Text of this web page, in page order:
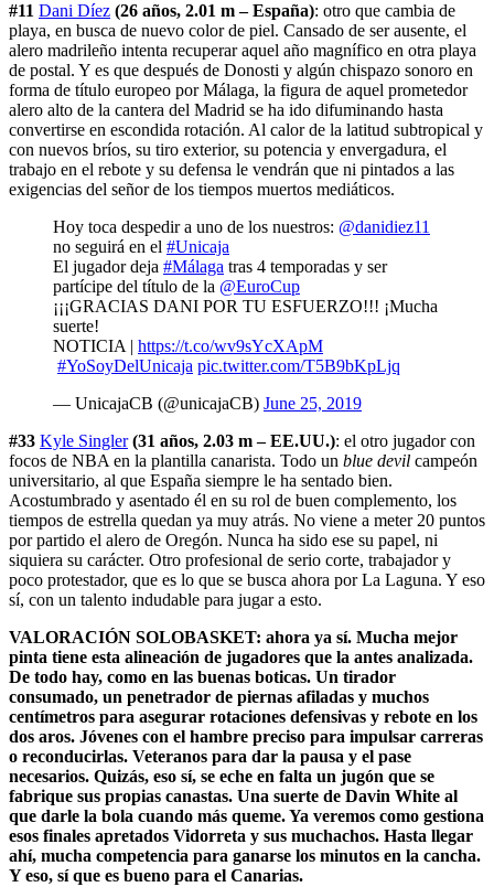
#11 Dani Díez (26 años, 2.01 m – España): otro que cambia de
playa, en busca de nuevo color de piel. Cansado de ser ausente, el
alero madrileño intenta recuperar aquel año magnífico en otra playa
de postal. Y es que después de Donosti y algún chispazo sonoro en
forma de título europeo por Málaga, la figura de aquel prometedor
alero alto de la cantera del Madrid se ha ido difuminando hasta
convertirse en escondida rotación. Al calor de la latitud subtropical y
con nuevos bríos, su tiro exterior, su potencia y envergadura, el
trabajo en el rebote y su defensa le vendrán que ni pintados a las
exigencias del señor de los tiempos muertos mediáticos.
Hoy toca despedir a uno de los nuestros: @danidiez11
no seguirá en el #Unicaja
El jugador deja #Málaga tras 4 temporadas y ser
partícipe del título de la @EuroCup
¡¡¡GRACIAS DANI POR TU ESFUERZO!!! ¡Mucha
suerte!
NOTICIA | https://t.co/wv9sYcXApM
#YoSoyDelUnicaja pic.twitter.com/T5B9bKpLjq
— UnicajaCB (@unicajaCB) June 25, 2019
#33 Kyle Singler (31 años, 2.03 m – EE.UU.): el otro jugador con
focos de NBA en la plantilla canarista. Todo un blue devil campeón
universitario, al que España siempre le ha sentado bien.
Acostumbrado y asentado él en su rol de buen complemento, los
tiempos de estrella quedan ya muy atrás. No viene a meter 20 puntos
por partido el alero de Oregón. Nunca ha sido ese su papel, ni
siquiera su carácter. Otro profesional de serio corte, trabajador y
poco protestador, que es lo que se busca ahora por La Laguna. Y eso
sí, con un talento indudable para jugar a esto.
VALORACIÓN SOLOBASKET: ahora ya sí. Mucha mejor
pinta tiene esta alineación de jugadores que la antes analizada.
De todo hay, como en las buenas boticas. Un tirador
consumado, un penetrador de piernas afiladas y muchos
centímetros para asegurar rotaciones defensivas y rebote en los
dos aros. Jóvenes con el hambre preciso para impulsar carreras
o reconducirlas. Veteranos para dar la pausa y el pase
necesarios. Quizás, eso sí, se eche en falta un jugón que se
fabrique sus propias canastas. Una suerte de Davin White al
que darle la bola cuando más queme. Ya veremos como gestiona
esos finales apretados Vidorreta y sus muchachos. Hasta llegar
ahí, mucha competencia para ganarse los minutos en la cancha.
Y eso, sí que es bueno para el Canarias.